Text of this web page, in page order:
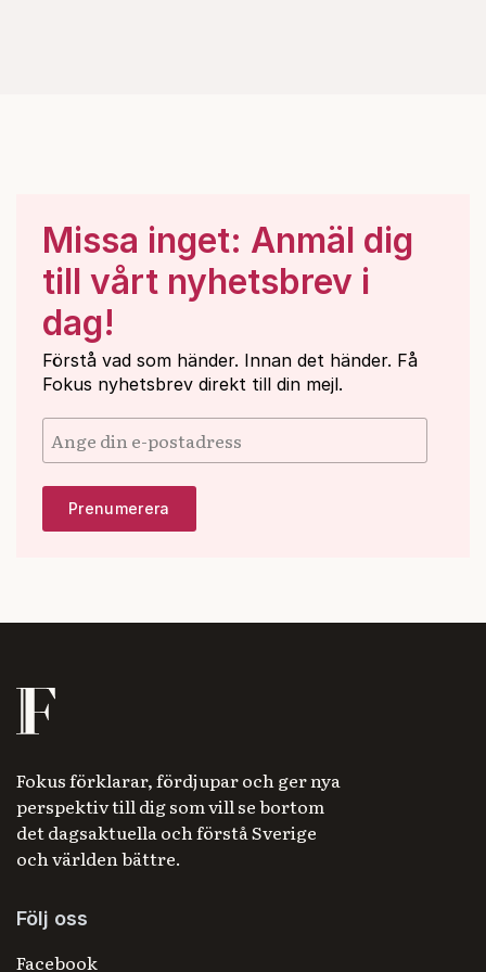
Missa inget: Anmäl dig
till vårt nyhetsbrev i
dag!
Förstå vad som händer. Innan det händer. Få
Fokus nyhetsbrev direkt till din mejl.
Fokus förklarar, fördjupar och ger nya
perspektiv till dig som vill se bortom
det dagsaktuella och förstå Sverige
och världen bättre.
Följ oss
Facebook